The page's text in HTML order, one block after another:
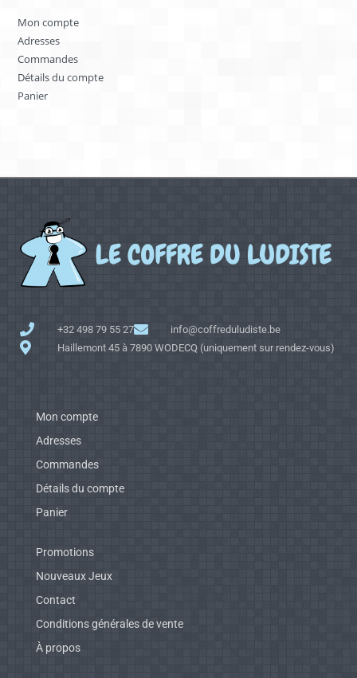
Mon compte
Adresses
Commandes
Détails du compte
Panier
+32 498 79 55 27
info@coffreduludiste.be
Haillemont 45 à 7890 WODECQ (uniquement sur rendez-vous)
Mon compte
Adresses
Commandes
Détails du compte
Panier
Promotions
Nouveaux Jeux
Contact
Conditions générales de vente
À propos